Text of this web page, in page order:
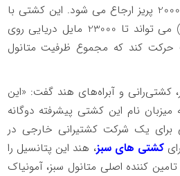
16592 TEU است که شامل 2000 پریز ارجاع می شود. این کشتی با
وسعت 350 متر (1148 فوت) می تواند تا 23000 مایل دریایی روی
کند که مجموع ظرفیت متانول
کشتی‌رانی و آبراه‌های هند گفت: «این
نام این کشتی پیشرفته دوگانه
برای یک شرکت کشتیرانی خارجی در
کشتی های سبز، هند این پتانسیل را
کننده اصلی متانول سبز، آمونیاک